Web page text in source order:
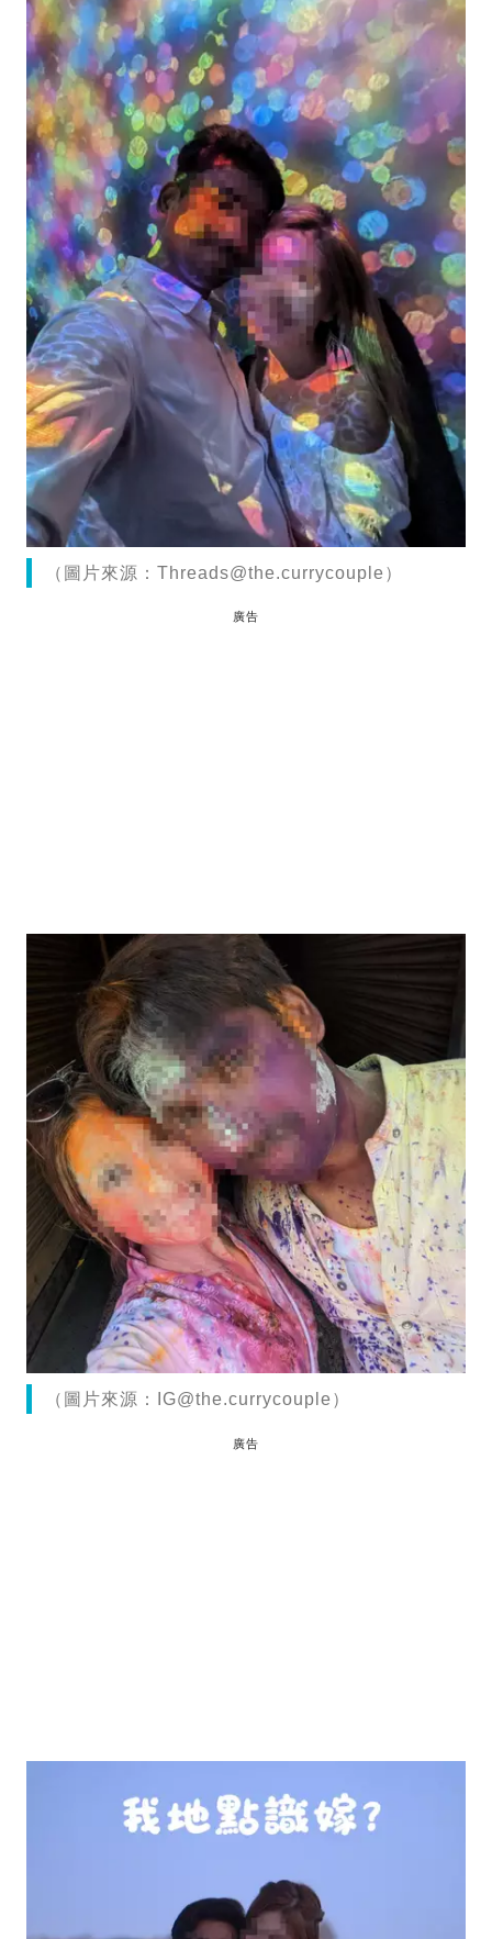
（圖片來源： Threads@the.currycouple ）
廣告
（圖片來源： IG@the.currycouple ）
廣告